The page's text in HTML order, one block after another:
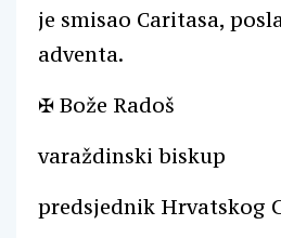
je smisao Caritasa,
adventa.
✠ Bože Radoš
varaždinski biskup
predsjednik Hrvatskog